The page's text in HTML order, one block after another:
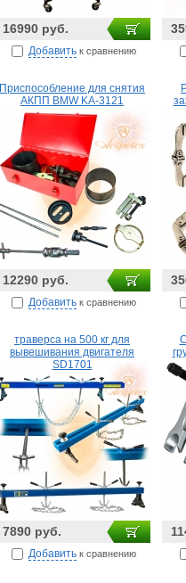
16990 руб.
Добавить к сравнению
Приспособление для снятия
АКПП BMW KA-3121
12290 руб.
Добавить к сравнению
траверса на 500 кг для
вывешивания двигателя
SD1701
7890 руб.
Добавить к сравнению